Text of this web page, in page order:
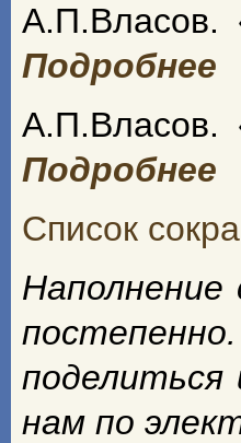
А.П.Власов.
Подробнее
А.П.Власов.
Подробнее
Список
нам по